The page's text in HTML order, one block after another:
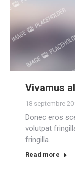
Vivamus
18 septembre
Donec eros
volutpat
fringilla.
Read more